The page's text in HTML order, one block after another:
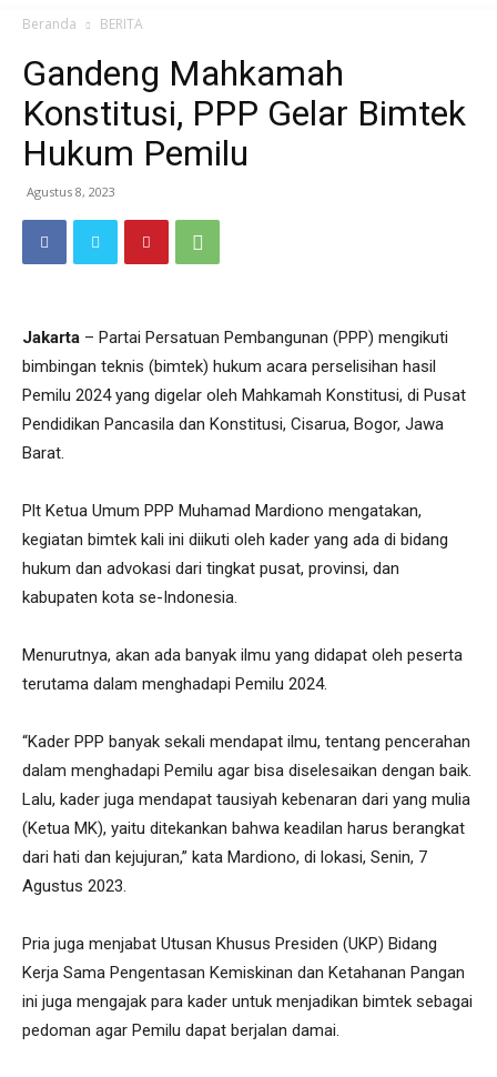
Beranda BERITA
Gandeng Mahkamah
Konstitusi, PPP Gelar Bimtek
Hukum Pemilu
Agustus 8, 2023
Jakarta – Partai Persatuan Pembangunan (PPP) mengikuti
bimbingan teknis (bimtek) hukum acara perselisihan hasil
Pemilu 2024 yang digelar oleh Mahkamah Konstitusi, di Pusat
Pendidikan Pancasila dan Konstitusi, Cisarua, Bogor, Jawa
Barat.
Plt Ketua Umum PPP Muhamad Mardiono mengatakan,
kegiatan bimtek kali ini diikuti oleh kader yang ada di bidang
hukum dan advokasi dari tingkat pusat, provinsi, dan
kabupaten kota se-Indonesia.
Menurutnya, akan ada banyak ilmu yang didapat oleh peserta
terutama dalam menghadapi Pemilu 2024.
“Kader PPP banyak sekali mendapat ilmu, tentang pencerahan
dalam menghadapi Pemilu agar bisa diselesaikan dengan baik.
Lalu, kader juga mendapat tausiyah kebenaran dari yang mulia
(Ketua MK), yaitu ditekankan bahwa keadilan harus berangkat
dari hati dan kejujuran,” kata Mardiono, di lokasi, Senin, 7
Agustus 2023.
Pria juga menjabat Utusan Khusus Presiden (UKP) Bidang
Kerja Sama Pengentasan Kemiskinan dan Ketahanan Pangan
ini juga mengajak para kader untuk menjadikan bimtek sebagai
pedoman agar Pemilu dapat berjalan damai.